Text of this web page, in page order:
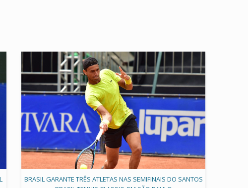
BRASIL GARANTE TRÊS ATLETAS NAS SEMIFINAIS DO SANTOS